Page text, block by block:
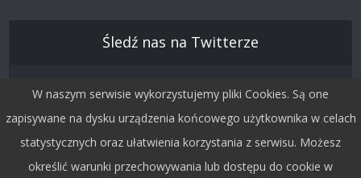
Śledź nas na Twitterze
W naszym serwisie wykorzystujemy pliki Cookies. Są one
zapisywane na dysku urządzenia końcowego użytkownika w celach
statystycznych oraz ułatwienia korzystania z serwisu. Możesz
określić warunki przechowywania lub dostępu do cookie w